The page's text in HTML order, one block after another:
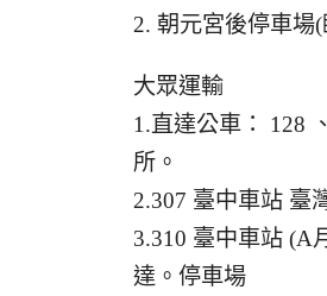
2. 朝元宮後停車場
大眾運輸
1.直達公車： 128
所。
2.307 臺中車站 臺
3.310 臺中車站 (A
達。停車場